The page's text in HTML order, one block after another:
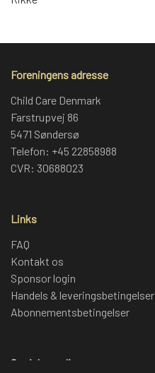
Foreningens adresse
Child Care Denmark
Farstrupvej 86
5471 Søndersø
Telefon: +45 22858988
CVR: 30688023
Links
FAQ
Kontakt os
Sponsor login
Handels & leveringsbetingelser
Abonnementsbetingelser
Sociale medier